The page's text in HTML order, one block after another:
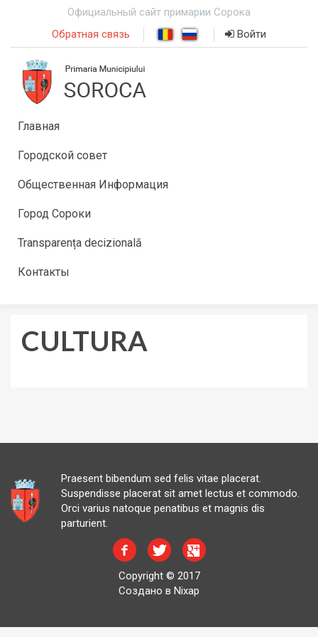
Официальный сайт примарии Сорока
Обратная связь
Войти
Главная
Городской совет
Общественная Информация
Город Сороки
Transparența decizională
Контакты
CULTURA
Praesent bibendum sed felis vitae placerat.
Suspendisse placerat sit amet lectus et commodo.
Orci varius natoque penatibus et magnis dis
parturient.
Copyright © 2017
Создано в Nixap